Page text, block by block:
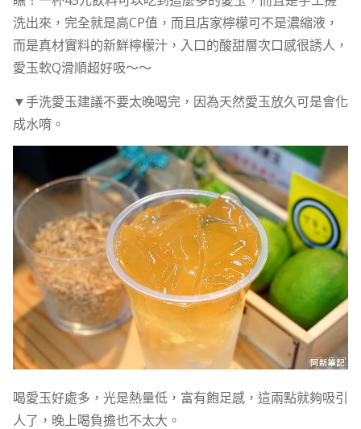
洗出來，完全就是高CP值，而且店家檸檬可不是濃縮液，
而是真材實料的新鮮檸檬汁，入口的酸甜層次口感很誘人，
愛玉軟Q滑順超好吸～～
▼手洗愛玉建議不要太晚喝完，因為天然愛玉放久可是會化
成水唷。
喝愛玉好處多，光是熱量低，富有飽足感，這兩點就夠吸引
人了，晚上喝負擔也不太大。